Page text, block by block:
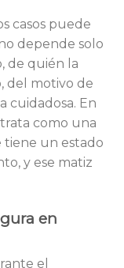
casos puede
depende solo
de quién la
del motivo de
cuidadosa. En
como una
tiene un estado
y ese matiz
en
el